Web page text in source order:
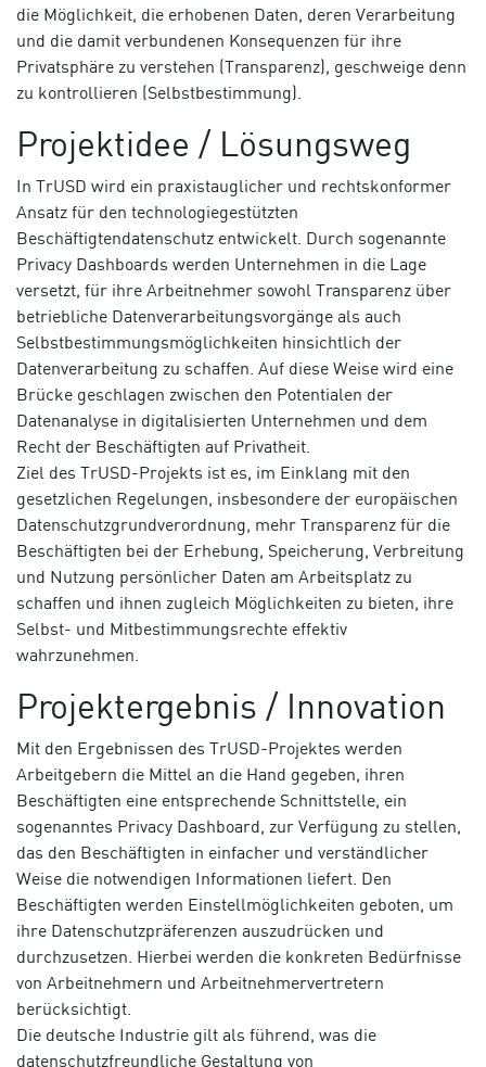
die Möglichkeit, die erhobenen Daten, deren Verarbeitung
und die damit verbundenen Konsequenzen für ihre
Privatsphäre zu verstehen (Transparenz), geschweige denn
zu kontrollieren (Selbstbestimmung).
Projektidee / Lösungsweg
In TrUSD wird ein praxistauglicher und rechtskonformer
Ansatz für den technologiegestützten
Beschäftigtendatenschutz entwickelt. Durch sogenannte
Privacy Dashboards werden Unternehmen in die Lage
versetzt, für ihre Arbeitnehmer sowohl Transparenz über
betriebliche Datenverarbeitungsvorgänge als auch
Selbstbestimmungsmöglichkeiten hinsichtlich der
Datenverarbeitung zu schaffen. Auf diese Weise wird eine
Brücke geschlagen zwischen den Potentialen der
Datenanalyse in digitalisierten Unternehmen und dem
Recht der Beschäftigten auf Privatheit.
Ziel des TrUSD-Projekts ist es, im Einklang mit den
gesetzlichen Regelungen, insbesondere der europäischen
Datenschutzgrundverordnung, mehr Transparenz für die
Beschäftigten bei der Erhebung, Speicherung, Verbreitung
und Nutzung persönlicher Daten am Arbeitsplatz zu
schaffen und ihnen zugleich Möglichkeiten zu bieten, ihre
Selbst- und Mitbestimmungsrechte effektiv
wahrzunehmen.
Projektergebnis / Innovation
Mit den Ergebnissen des TrUSD-Projektes werden
Arbeitgebern die Mittel an die Hand gegeben, ihren
Beschäftigten eine entsprechende Schnittstelle, ein
sogenanntes Privacy Dashboard, zur Verfügung zu stellen,
das den Beschäftigten in einfacher und verständlicher
Weise die notwendigen Informationen liefert. Den
Beschäftigten werden Einstellmöglichkeiten geboten, um
ihre Datenschutzpräferenzen auszudrücken und
durchzusetzen. Hierbei werden die konkreten Bedürfnisse
von Arbeitnehmern und Arbeitnehmervertretern
berücksichtigt.
Die deutsche Industrie gilt als führend, was die
datenschutzfreundliche Gestaltung von